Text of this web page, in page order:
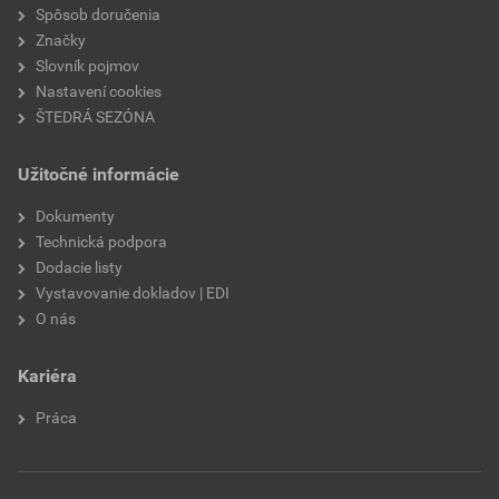
nasiakavosť
prídržnosť
paropriepustnosť
značka
použitie
Spôsob doručenia
Značky
Slovník pojmov
Nastavení cookies
ŠTEDRÁ SEZÓNA
Užitočné informácie
Dokumenty
Technická podpora
Dodacie listy
Vystavovanie dokladov | EDI
O nás
Kariéra
Práca